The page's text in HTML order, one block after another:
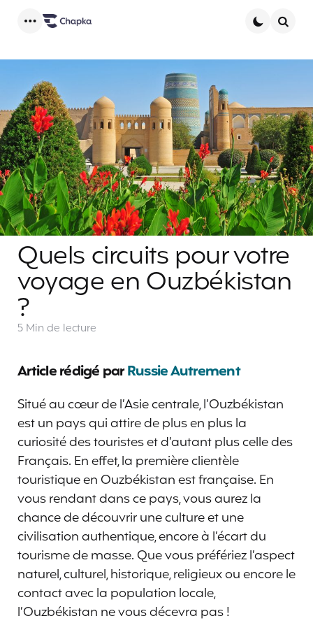
Quels circuits pour votre
voyage en Ouzbékistan
?
5 Min de lecture
Article rédigé parRussie Autrement
Situé au cœur de l’Asie centrale, l’Ouzbékistan
est un pays qui attire de plus en plus la
curiosité des touristes et d’autant plus celle des
Français. En effet, la première clientèle
touristique en Ouzbékistan est française. En
vous rendant dans ce pays, vous aurez la
chance de découvrir une culture et une
civilisation authentique, encore à l’écart du
tourisme de masse. Que vous préfériez l’aspect
naturel, culturel, historique, religieux ou encore le
contact avec la population locale,
l’Ouzbékistan ne vous décevra pas !